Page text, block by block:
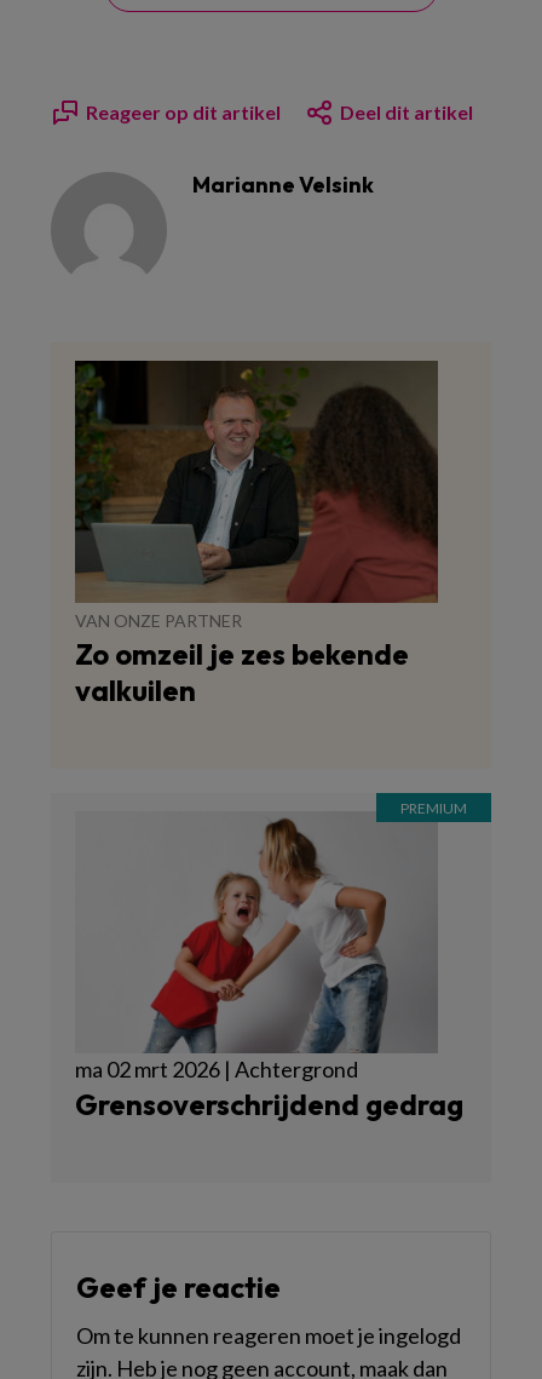
Reageer op dit artikel Deel dit artikel
Marianne Velsink
VAN ONZE PARTNER
Zo omzeil je zes bekende
valkuilen
ma 02 mrt 2026 | Achtergrond
Grensoverschrijdend gedrag
Geef je reactie
Om te kunnen reageren moet je ingelogd
zijn. Heb je nog geen account, maak dan